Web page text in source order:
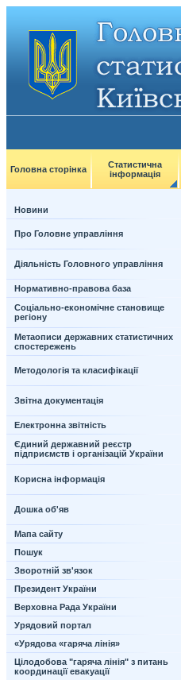
Головна сторінка
Статистична
інформація
Новини
Про Головне управління
Діяльність Головного управління
Нормативно-правова база
Соціально-економічне становище
регіону
Метаописи державних статистичних
спостережень
Методологія та класифікації
Звітна документація
Електронна звітність
Єдиний державний реєстр
підприємств і організацій України
Корисна інформація
Дошка об'яв
Мапа сайту
Пошук
Зворотній зв'язок
Президент України
Верховна Рада України
Урядовий портал
«Урядова «гаряча лінія»
Цілодобова "гаряча лінія" з питань
координації евакуації